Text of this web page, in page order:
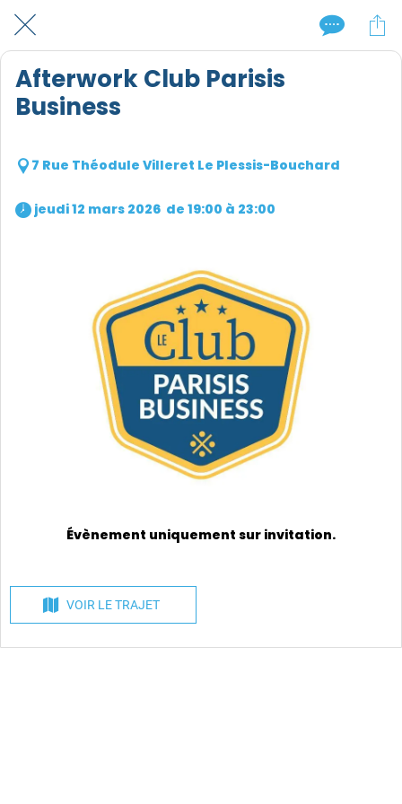
Afterwork Club Parisis
Business
7 Rue Théodule Villeret Le Plessis-Bouchard
jeudi 12 mars 2026  de 19:00 à 23:00
Évènement uniquement sur invitation.
VOIR LE TRAJET